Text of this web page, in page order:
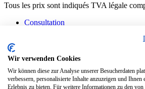
Tous les prix sont indiqués TVA légale
Consultation
Consignes
Informations techniques
Situation actuelle des livraisons
Wir verwenden Cookies
Wir können diese zur Analyse unserer Besucherdaten
verbessern, personalisierte Inhalte anzuzeigen und Ihnen
Erlebnis zu bieten. Für weitere Informationen zu den